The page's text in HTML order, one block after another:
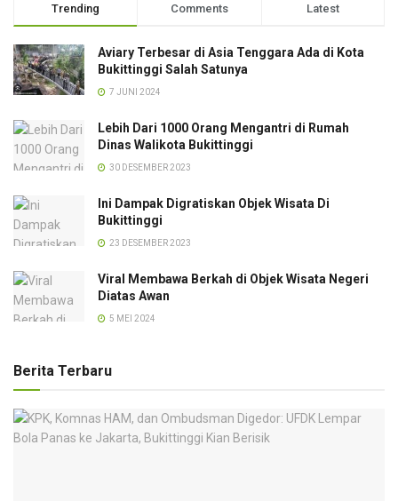
Trending Comments Latest
Aviary Terbesar di Asia Tenggara Ada di Kota
Bukittinggi Salah Satunya
7 JUNI 2024
Lebih Dari 1000 Orang Mengantri di Rumah
Dinas Walikota Bukittinggi
30 DESEMBER 2023
Ini Dampak Digratiskan Objek Wisata Di
Bukittinggi
23 DESEMBER 2023
Viral Membawa Berkah di Objek Wisata Negeri
Diatas Awan
5 MEI 2024
Berita Terbaru